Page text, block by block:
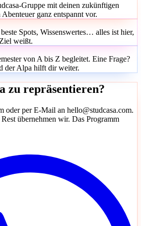
Gruppe mit deinen zukünftigen
ganz entspannt vor.
Spots, Wissenswertes… alles ist hier,
weißt.
von A bis Z begleitet. Eine Frage?
der Alpa hilft dir weiter.
zu repräsentieren?
oder per E-Mail an hello@studcasa.com.
übernehmen wir. Das Programm